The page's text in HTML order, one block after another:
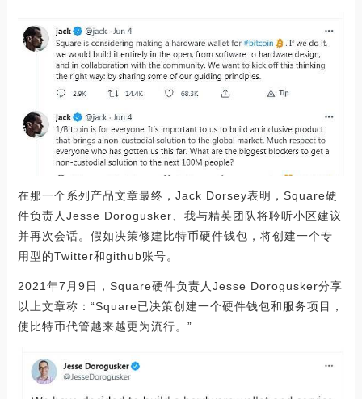
在那一个系列产品文章最终，Jack Dorsey表明，Square硬
件负责人Jesse Dorogusker、我与精英团队将聆听小区建议
并再次会话。假如决策修建比特币硬件钱包，将创建一个专
用型的Twitter和github账号。
2021年7月9日，Square硬件负责人Jesse Dorogusker分享
以上文章称：“Square已决策创建一个硬件钱包和服务项目，
使比特币代管越来越更为流行。”